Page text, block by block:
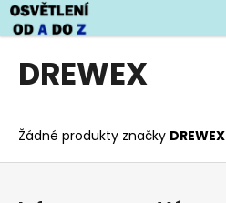
Přejít
na
obsah
DREWEX
Žádné produkty značky DREWEX
K
o
o
p
o
t
Z